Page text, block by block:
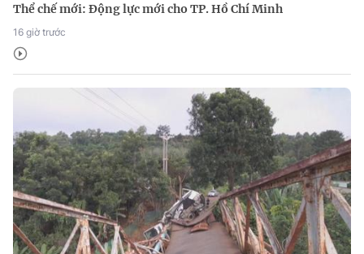
Thể chế mới: Động lực mới cho TP. Hồ Chí Minh
16 giờ trước